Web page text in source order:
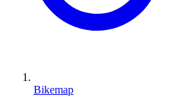
Bikemap